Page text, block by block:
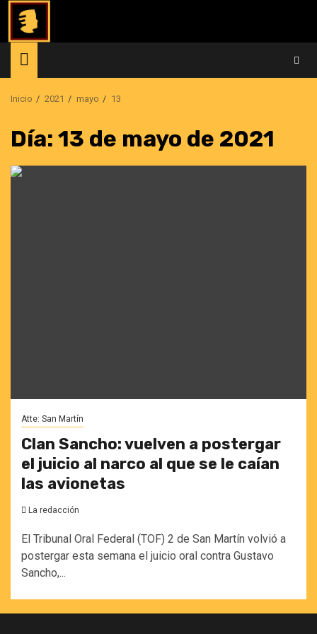
Saltar
contenido
Inicio 2021 mayo 13
Día: 13 de mayo de 2021
Atte: San Martín
Clan Sancho: vuelven a postergar
el juicio al narco al que se le caían
las avionetas
La redacción
El Tribunal Oral Federal (TOF) 2 de San Martín volvió a
postergar esta semana el juicio oral contra Gustavo
Sancho,...